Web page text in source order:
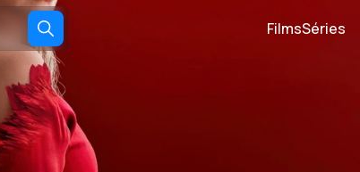
FilmsSéries